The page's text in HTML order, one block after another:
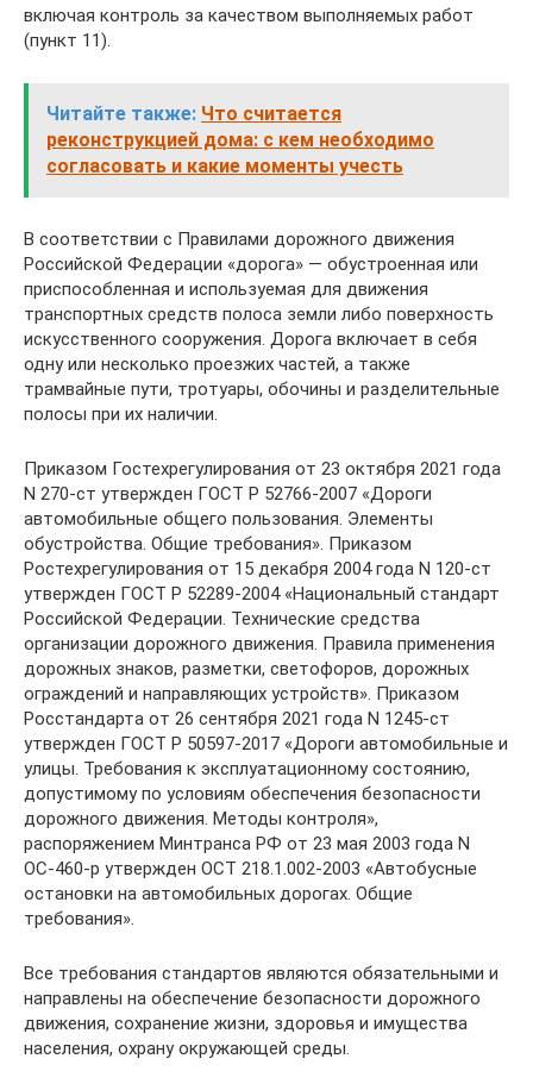
включая контроль за качеством выполняемых работ
(пункт 11).
Читайте также: Что считается
реконструкцией дома: с кем необходимо
согласовать и какие моменты учесть
В соответствии с Правилами дорожного движения
Российской Федерации «дорога» — обустроенная или
приспособленная и используемая для движения
транспортных средств полоса земли либо поверхность
искусственного сооружения. Дорога включает в себя
одну или несколько проезжих частей, а также
трамвайные пути, тротуары, обочины и разделительные
полосы при их наличии.
Приказом Гостехрегулирования от 23 октября 2021 года
N 270-ст утвержден ГОСТ Р 52766-2007 «Дороги
автомобильные общего пользования. Элементы
обустройства. Общие требования». Приказом
Ростехрегулирования от 15 декабря 2004 года N 120-ст
утвержден ГОСТ Р 52289-2004 «Национальный стандарт
Российской Федерации. Технические средства
организации дорожного движения. Правила применения
дорожных знаков, разметки, светофоров, дорожных
ограждений и направляющих устройств». Приказом
Росстандарта от 26 сентября 2021 года N 1245-ст
утвержден ГОСТ Р 50597-2017 «Дороги автомобильные и
улицы. Требования к эксплуатационному состоянию,
допустимому по условиям обеспечения безопасности
дорожного движения. Методы контроля»,
распоряжением Минтранса РФ от 23 мая 2003 года N
ОС-460-р утвержден ОСТ 218.1.002-2003 «Автобусные
остановки на автомобильных дорогах. Общие
требования».
Все требования стандартов являются обязательными и
направлены на обеспечение безопасности дорожного
движения, сохранение жизни, здоровья и имущества
населения, охрану окружающей среды.